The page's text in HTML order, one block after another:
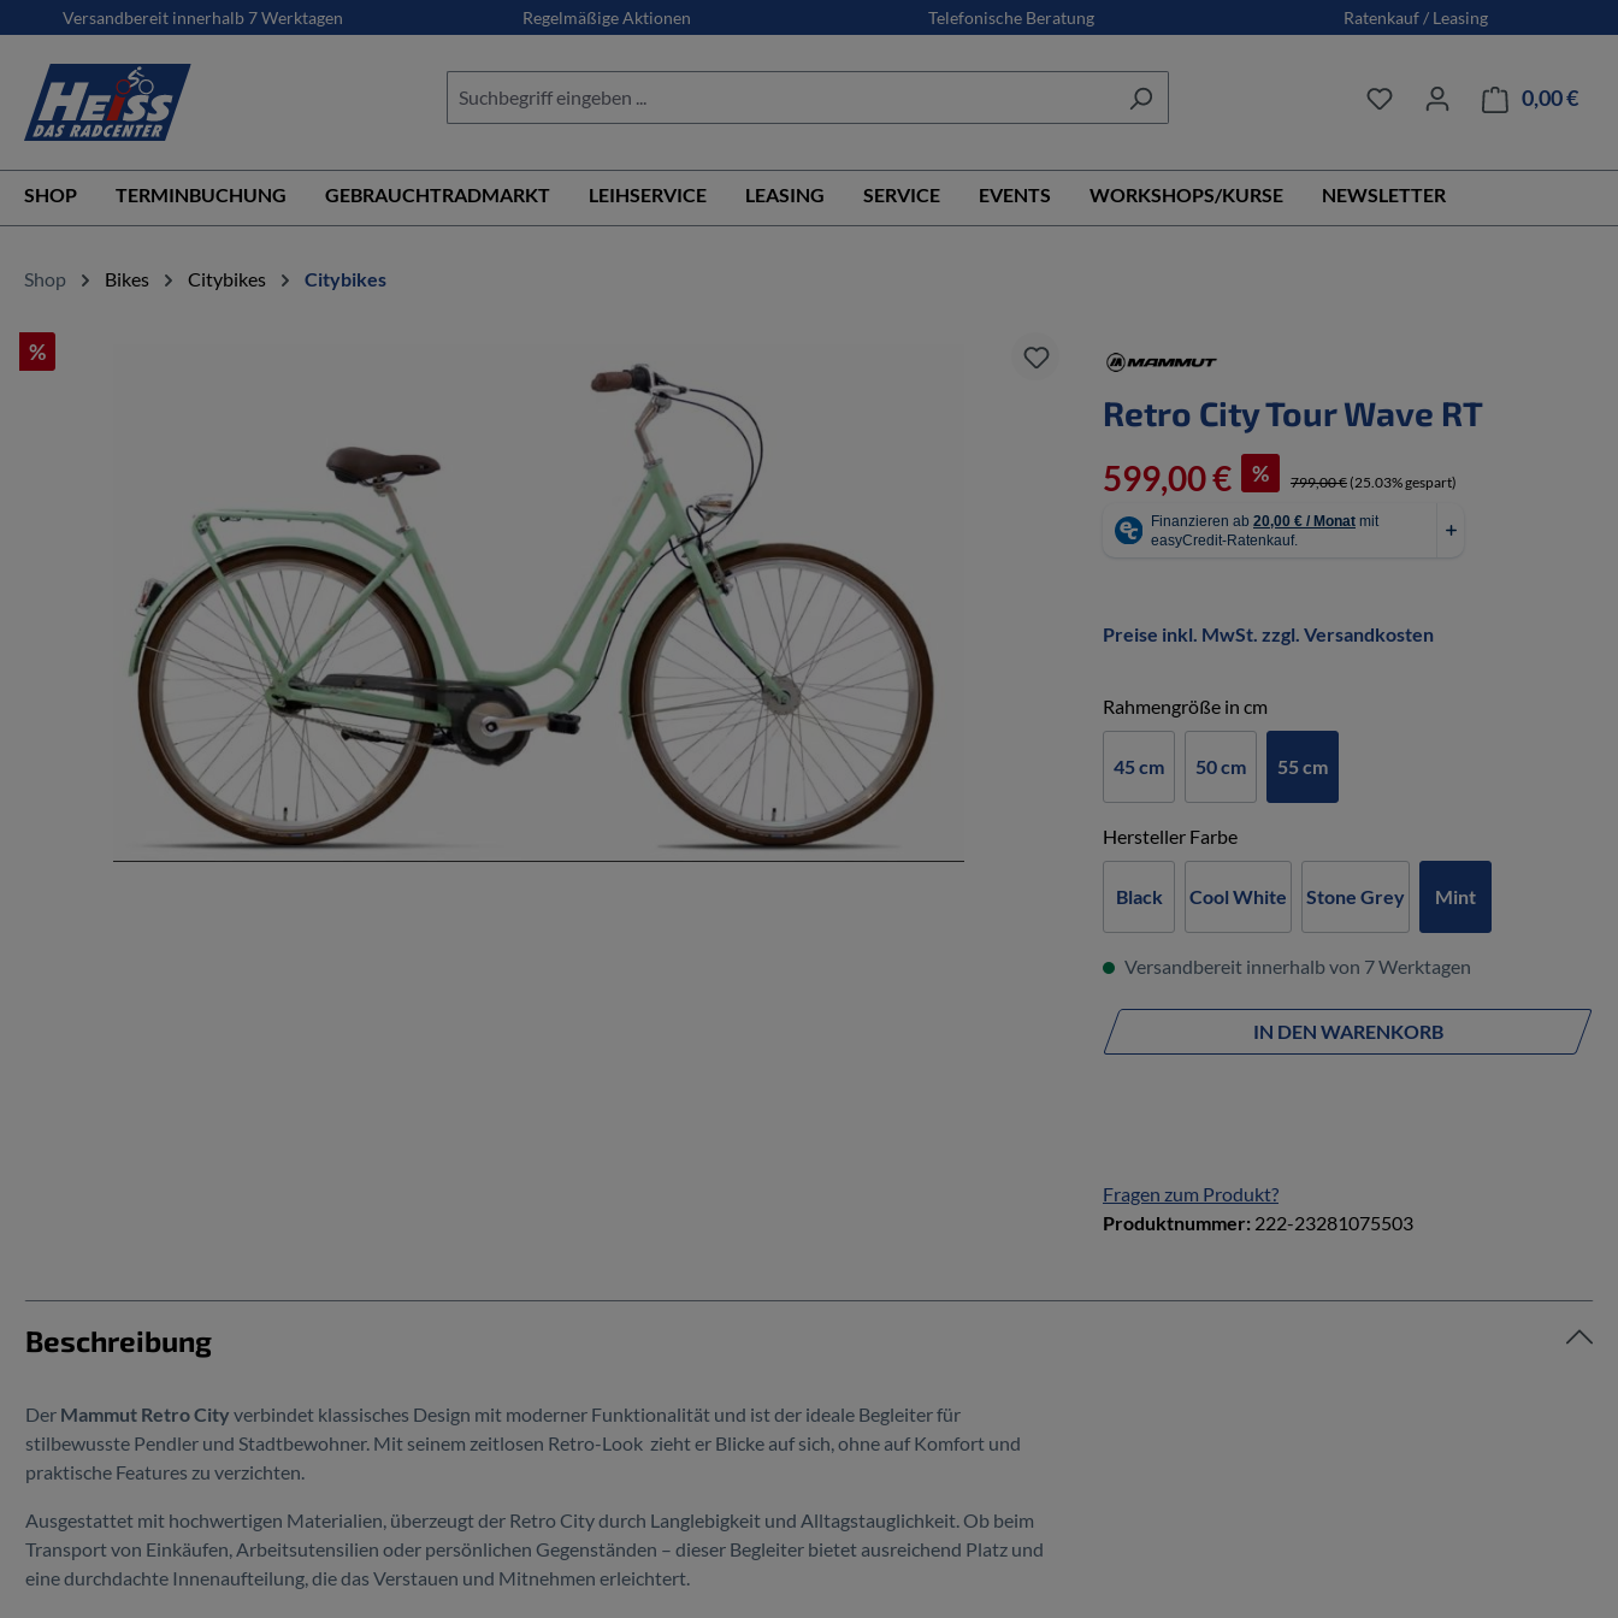
Zur Hauptnavigation springen
Versandbereit innerhalb 7 Werktagen Regelmäßige Aktionen Telefonische Beratung Ratenkauf / Leasing
0,00 €
SHOP TERMINBUCHUNG GEBRAUCHTRADMARKT LEIHSERVICE LEASING SERVICE EVENTS WORKSHOPS/KURSE NEWSLETTER
Shop Bikes Citybikes Citybikes
%
Bildergalerie überspringen
Retro City Tour Wave RT
599,00 €
% 799,00 € (25.03% gespart)
Preise inkl. MwSt. zzgl. Versandkosten
Rahmengröße in cm
45 cm 50 cm 55 cm
Hersteller Farbeauswählen
Black Cool White Stone Grey Mint
Versandbereit innerhalb von 7 Werktagen
IN DEN WARENKORB
Fragen zum Produkt?
Produktnummer: 222-23281075503
Beschreibung
Der Mammut Retro City verbindet klassisches Design mit moderner Funktionalität und ist der ideale Begleiter für
stilbewusste Pendler und Stadtbewohner. Mit seinem zeitlosen Retro-Look zieht er Blicke auf sich, ohne auf Komfort und
praktische Features zu verzichten.
Ausgestattet mit hochwertigen Materialien, überzeugt der Retro City durch Langlebigkeit und Alltagstauglichkeit. Ob beim
Transport von Einkäufen, Arbeitsutensilien oder persönlichen Gegenständen – dieser Begleiter bietet ausreichend Platz und
eine durchdachte Innenaufteilung, die das Verstauen und Mitnehmen erleichtert.